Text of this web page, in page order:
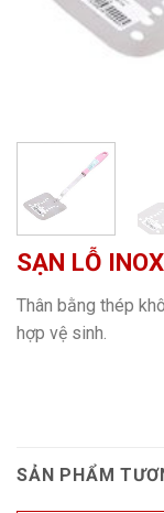
SẠN LỖ
Thân bằng thép
hợp vệ sinh.
SẢN PHẨM